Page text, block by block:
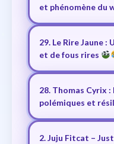
et phénomène du
29. Le Rire Jaune
et de fous rires
28. Thomas Cyrix
polémiques et
2. Juju Fitcat –